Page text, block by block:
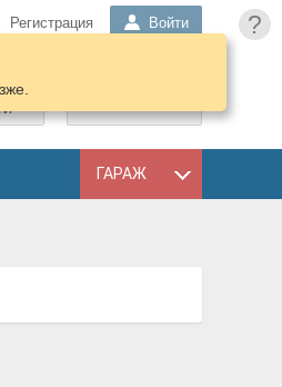
?
Регистрация Войти
ГАРАЖ